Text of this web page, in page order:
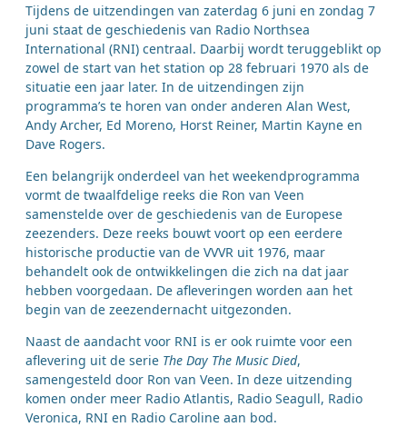
Tijdens de uitzendingen van zaterdag 6 juni en zondag 7
juni staat de geschiedenis van Radio Northsea
International (RNI) centraal. Daarbij wordt teruggeblikt op
zowel de start van het station op 28 februari 1970 als de
situatie een jaar later. In de uitzendingen zijn
programma’s te horen van onder anderen Alan West,
Andy Archer, Ed Moreno, Horst Reiner, Martin Kayne en
Dave Rogers.
Een belangrijk onderdeel van het weekendprogramma
vormt de twaalfdelige reeks die Ron van Veen
samenstelde over de geschiedenis van de Europese
zeezenders. Deze reeks bouwt voort op een eerdere
historische productie van de VVVR uit 1976, maar
behandelt ook de ontwikkelingen die zich na dat jaar
hebben voorgedaan. De afleveringen worden aan het
begin van de zeezendernacht uitgezonden.
Naast de aandacht voor RNI is er ook ruimte voor een
aflevering uit de serie The Day The Music Died,
samengesteld door Ron van Veen. In deze uitzending
komen onder meer Radio Atlantis, Radio Seagull, Radio
Veronica, RNI en Radio Caroline aan bod.